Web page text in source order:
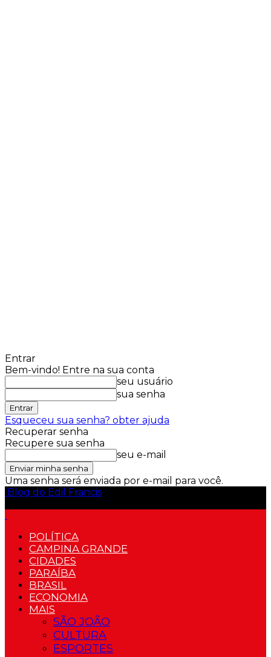
Entrar
Bem-vindo! Entre na sua conta
seu usuário
sua senha
Esqueceu sua senha? obter ajuda
Recuperar senha
Recupere sua senha
seu e-mail
Uma senha será enviada por e-mail para você.
Blog do Edil Francis
POLÍTICA
CAMPINA GRANDE
CIDADES
PARAÍBA
BRASIL
ECONOMIA
MAIS
SÃO JOÃO
CULTURA
ESPORTES